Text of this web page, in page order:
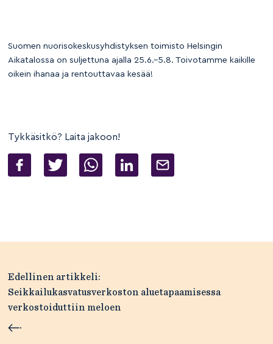
Suomen nuorisokeskusyhdistyksen toimisto Helsingin
Aikatalossa on suljettuna ajalla 25.6.–5.8. Toivotamme kaikille
oikein ihanaa ja rentouttavaa kesää!
Tykkäsitkö? Laita jakoon!
Artikkelien
selaus
Edellinen artikkeli:
Seikkailukasvatusverkoston aluetapaamisessa
verkostoiduttiin meloen